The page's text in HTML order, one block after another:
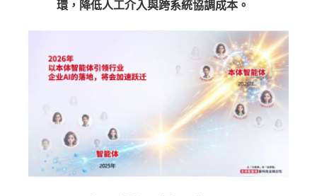
環，降低人工介入與跨系統協調成本。